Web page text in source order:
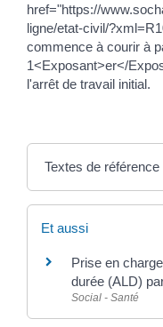
href="https://
ligne/etat-civil/
commence à courir à
1<Exposant>er</
l'arrêt de travail initial.
Textes de référence
Et aussi
Prise en
durée (ALD)
Social - Santé